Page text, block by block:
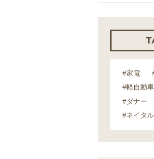
#家電
#軽自動車
#ダナー
#ネイタ